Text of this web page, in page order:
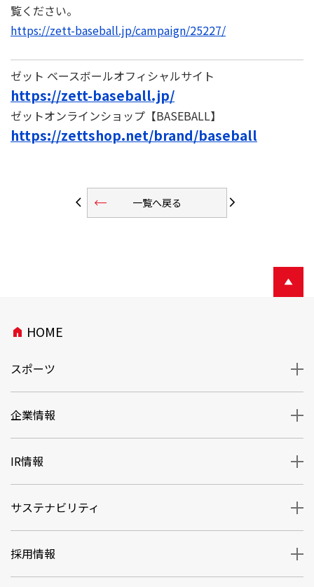
覧ください。
https://zett-baseball.jp/campaign/25227/
ゼット ベースボールオフィシャルサイト
https://zett-baseball.jp/
ゼットオンラインショップ【BASEBALL】
https://zettshop.net/brand/baseball
arrow_back_ios 一覧へ戻る
trending_flat arrow_forward_ios
home HOME
スポーツ
企業情報
IR情報
サステナビリティ
採用情報